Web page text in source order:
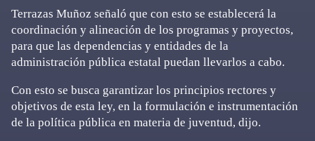
Terrazas Muñoz señaló que con esto se establecerá la
coordinación y alineación de los programas y proyectos,
para que las dependencias y entidades de la
administración pública estatal puedan llevarlos a cabo.
Con esto se busca garantizar los principios rectores y
objetivos de esta ley, en la formulación e instrumentación
de la política pública en materia de juventud, dijo.